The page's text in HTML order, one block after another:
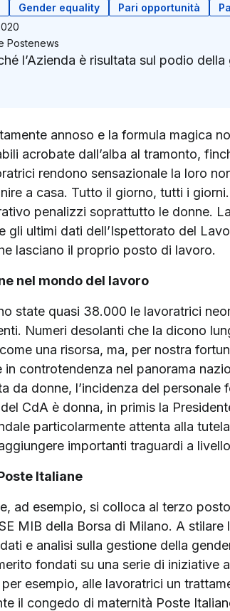
Gender equality Pari opportunità
Postenews
l’Azienda è risultata sul podio
su Facebook
annoso e la formula magica
acrobate dall’alba al tramonto,
rendono sensazionale la loro
a casa. Tutto il giorno, tutti i
penalizzi soprattutto le donne.
gli ultimi dati dell’Ispettorato del
lasciano il proprio posto di lavoro.
nel mondo del lavoro
state quasi 38.000 le lavoratrici
Numeri desolanti che la dicono
una risorsa, ma, per nostra
in controtendenza nel panorama
da donne, l’incidenza del
CdA è donna, in primis la
particolarmente attenta alla
importanti traguardi a
Italiane
ad esempio, si colloca al terzo
MIB della Borsa di Milano. A
e analisi sulla gestione della
fondati su una serie di iniziative
esempio, alle lavoratrici un
il congedo di maternità Poste